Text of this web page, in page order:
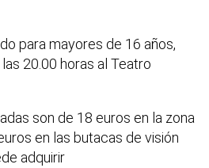
para mayores de 16 años,
las 20.00 horas al Teatro
son de 18 euros en la zona
en las butacas de visión
adquirir